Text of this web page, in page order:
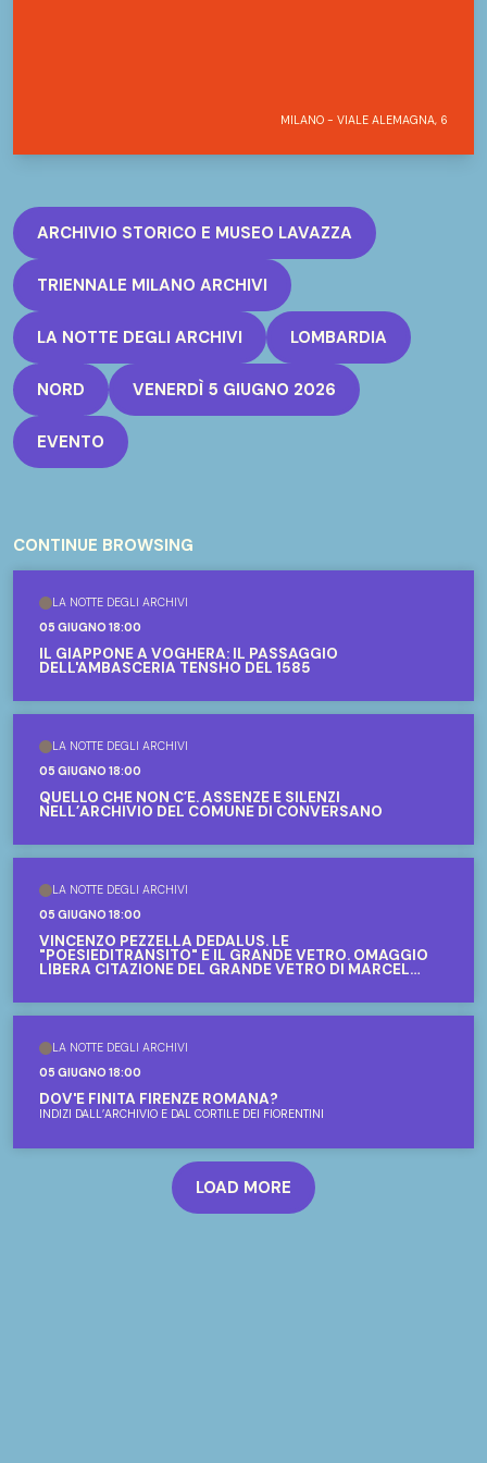
MILANO - VIALE ALEMAGNA, 6
ARCHIVIO STORICO E MUSEO LAVAZZA
TRIENNALE MILANO ARCHIVI
LA NOTTE DEGLI ARCHIVI LOMBARDIA
NORD VENERDÌ 5 GIUGNO 2026
EVENTO
CONTINUE BROWSING
LA NOTTE DEGLI ARCHIVI
05 GIUGNO 18:00
IL GIAPPONE A VOGHERA: IL PASSAGGIO
DELL'AMBASCERIA TENSHO DEL 1585
LA NOTTE DEGLI ARCHIVI
05 GIUGNO 18:00
QUELLO CHE NON C’È. ASSENZE E SILENZI
NELL’ARCHIVIO DEL COMUNE DI CONVERSANO
LA NOTTE DEGLI ARCHIVI
05 GIUGNO 18:00
VINCENZO PEZZELLA DEDALUS. LE
"POESIEDITRANSITO" E IL GRANDE VETRO. OMAGGIO
LIBERA CITAZIONE DEL GRANDE VETRO DI MARCEL
LA NOTTE DEGLI ARCHIVI
05 GIUGNO 18:00
DOV'È FINITA FIRENZE ROMANA?
INDIZI DALL’ARCHIVIO E DAL CORTILE DEI FIORENTINI
LOAD MORE